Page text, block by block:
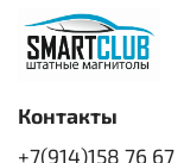
Контакты
+7(914)158 76 67